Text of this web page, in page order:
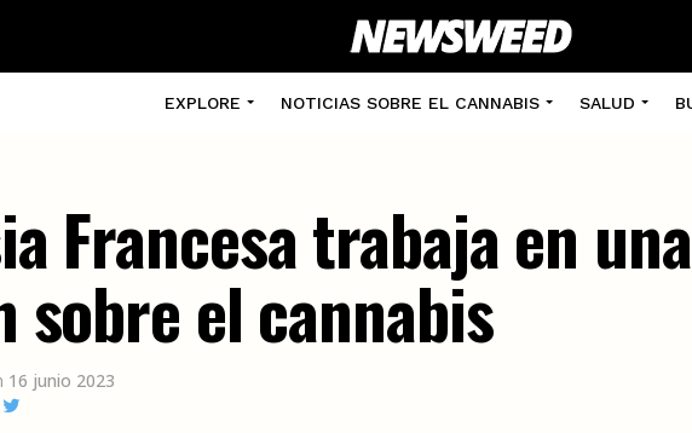
EXPLORE NOTICIAS SOBRE EL CANNABIS SALUD
Francesa trabaja en
sobre el cannabis
16 junio 2023